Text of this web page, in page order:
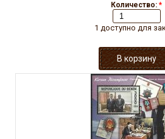
Количество: *
1 доступно для